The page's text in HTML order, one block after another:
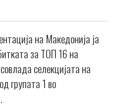
на Македонија ја
за ТОП 16 на
селекцијата на
групата 1 во